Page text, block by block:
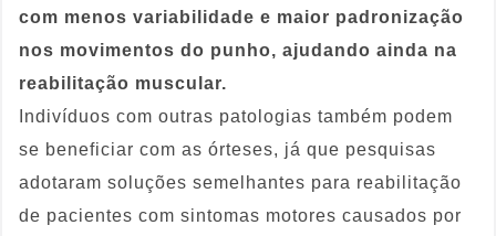
com menos variabilidade e maior padronização
nos movimentos do punho, ajudando ainda na
reabilitação muscular.
Indivíduos com outras patologias também podem
se beneficiar com as órteses, já que pesquisas
adotaram soluções semelhantes para reabilitação
de pacientes com sintomas motores causados por